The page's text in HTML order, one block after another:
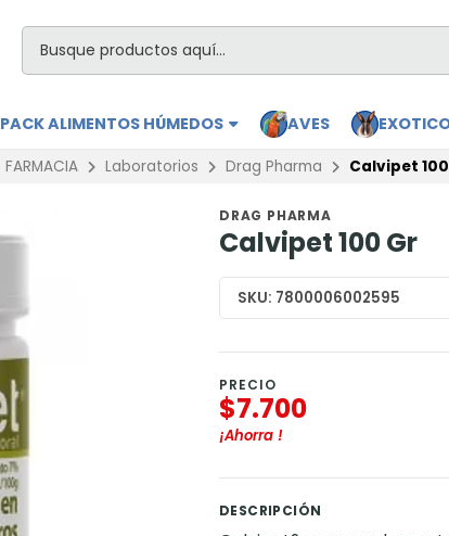
PACK ALIMENTOS HÚMEDOS AVES
FARMACIA Laboratorios Drag Pharma Calvipet
DRAG PHARMA
Calvipet 100 Gr
SKU: 7800006002595
PRECIO
$7.700
¡Ahorra !
DESCRIPCIÓN